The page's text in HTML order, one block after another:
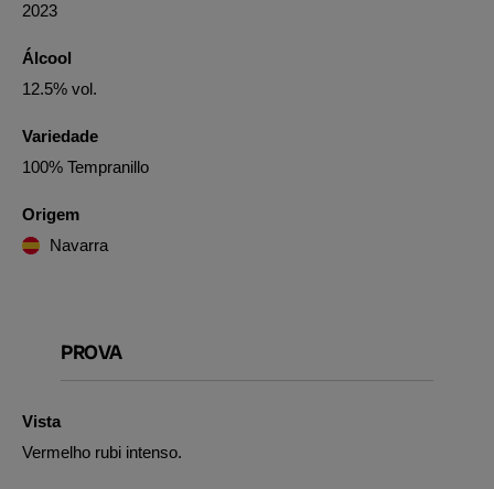
2023
Álcool
12.5% vol.
Variedade
100% Tempranillo
Origem
Navarra
PROVA
Vista
Vermelho rubi intenso.